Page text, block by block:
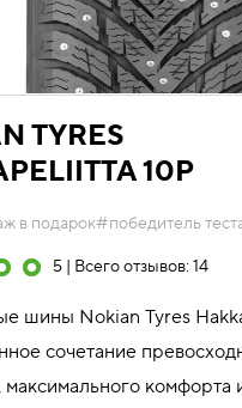
TYRES
10P
в подарок#победитель
5 | Всего отзывов: 14
шины Nokian Tyres
сочетание
комфорта